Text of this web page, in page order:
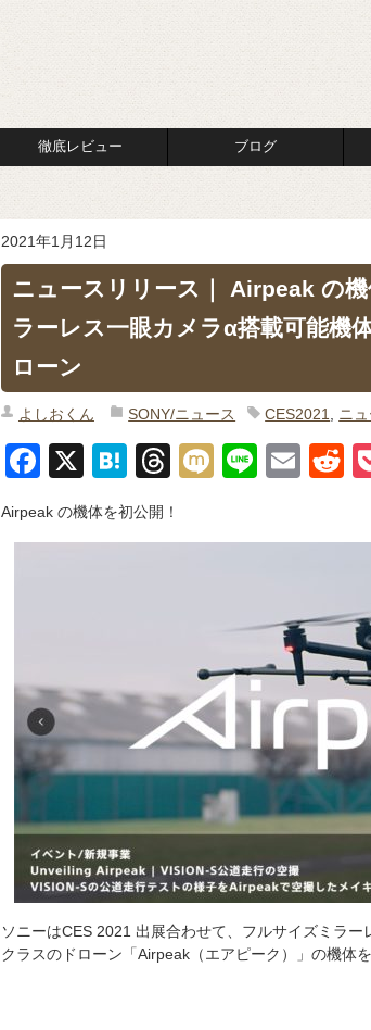
徹底レビュー ブログ
2021年1月12日
ニュースリリース｜ Airpeak の
ラーレス一眼カメラα搭載可能機
ローン
よしおくん SONY/ニュース CES2021 ニ
F
c
k
X
H
at
e
T
e
M
Li
E
R
Airpeak の機体を初公開！
ソニーはCES 2021 出展合わせて、フルサイズミラ
クラスのドローン「Airpeak（エアピーク）」の機体を